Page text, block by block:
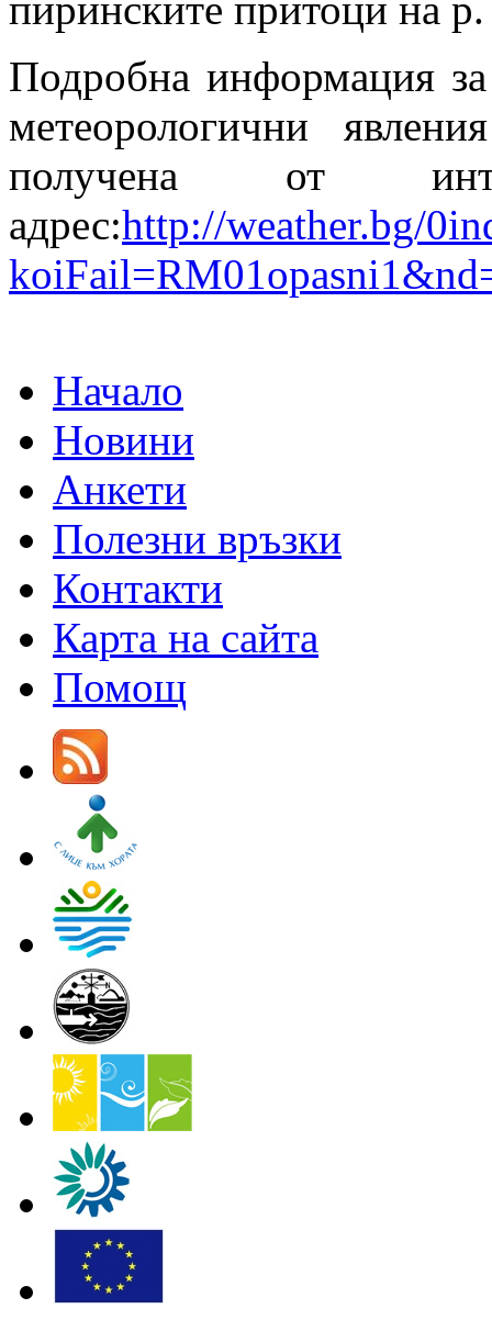
Подробна информация
метеорологични
получена от
адрес:http://weather.bg/
Начало
Новини
Анкети
Полезни връзки
Контакти
Карта на сайта
Помощ